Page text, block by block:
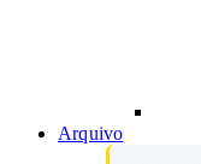
Arquivo